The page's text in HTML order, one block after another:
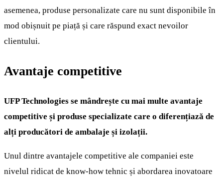
asemenea, produse personalizate care nu sunt disponibile în
mod obișnuit pe piață și care răspund exact nevoilor
clientului.
Avantaje competitive
UFP Technologies se mândrește cu mai multe avantaje
competitive și produse specializate care o diferențiază de
alți producători de ambalaje și izolații.
Unul dintre avantajele competitive ale companiei este
nivelul ridicat de know-how tehnic și abordarea inovatoare